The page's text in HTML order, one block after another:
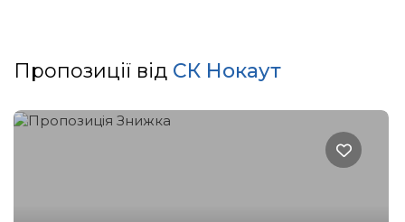
Пропозиції від СК Нокаут